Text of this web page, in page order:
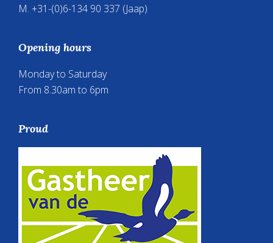
M. +31-(0)6-134 90 337 (Jaap)
Opening hours
Monday to Saturday
From 8.30am to 6pm
Proud